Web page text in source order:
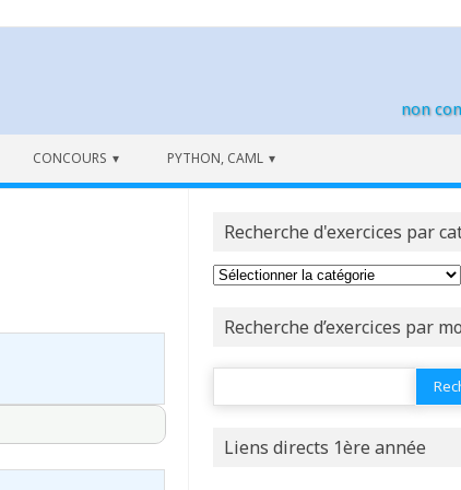
non
CONCOURS PYTHON, CAML
Recherche d'exercices par
Recherche d’exercices par
Rechercher :
Liens directs 1ère année